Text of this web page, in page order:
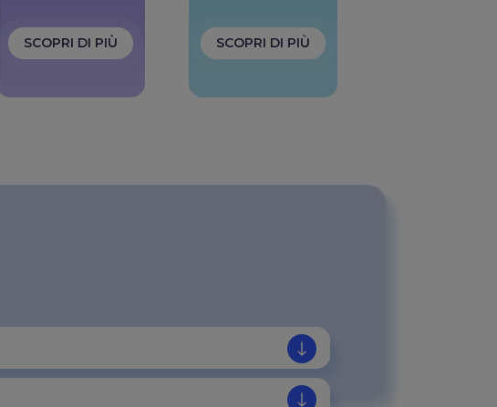
SCOPRI DI PIÙ SCOPRI DI PIÙ